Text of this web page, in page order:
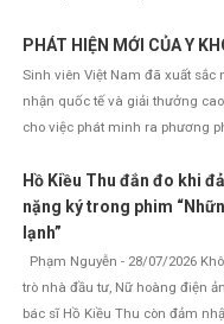
PHÁT HIỆN MỚI CỦA Y
Sinh viên Việt Nam đã xuất sắc
nhận quốc tế và giải thưởng
cho việc phát minh ra phương
Hồ Kiều Thu đắn đo khi
nặng ký trong phim
lạnh”
Phạm Nguyễn - 28/07/2026
trò nhà đầu tư, Nữ hoàng điện
bác sĩ Hồ Kiều Thu còn đảm